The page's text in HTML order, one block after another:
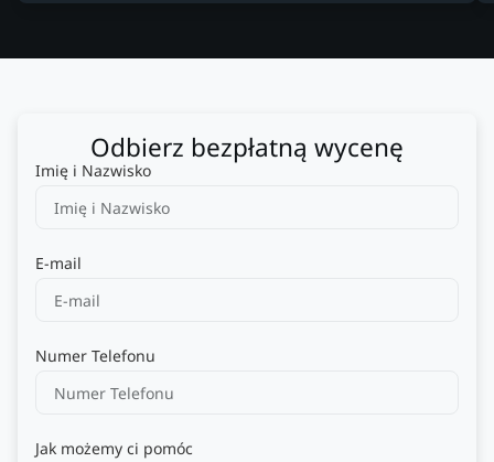
Odbierz bezpłatną wycenę
Imię i Nazwisko
E-mail
Numer Telefonu
Jak możemy ci pomóc